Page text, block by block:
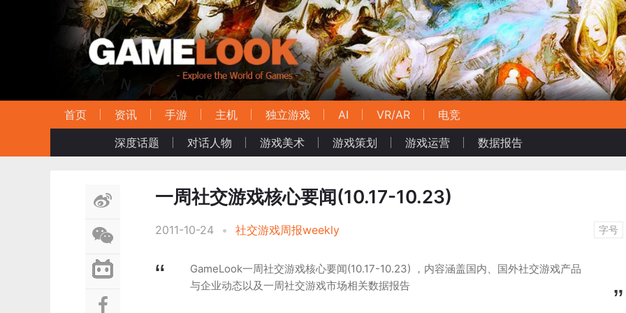
首页 资讯 手游 主机 独立游戏 AI VR/AR
电竞
深度话题
对话人物 游戏美术 游戏策划 游戏运营 数据报告
一周社交游戏核心要闻(10.17-10.23)
2011-10-24 • 社交游戏周报weekly 字号
GameLook一周社交游戏核心要闻(10.17-10.23) ，内容涵盖国内、国外社交游戏产品
与企业动态以及一周社交游戏市场相关数据报告